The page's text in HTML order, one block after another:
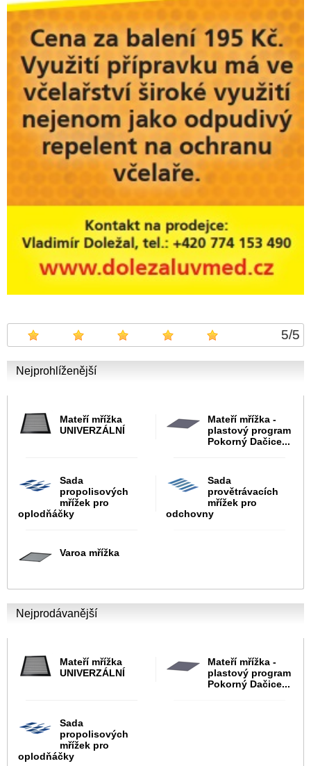
5/5
Nejprohlíženější
Mateří mřížka
UNIVERZÁLNÍ
Mateří mřížka -
plastový program
Pokorný Dačice...
Sada
propolisových
mřížek pro
oplodňáčky
Sada
provětrávacích
mřížek pro
odchovny
Varoa mřížka
Nejprodávanější
Mateří mřížka
UNIVERZÁLNÍ
Mateří mřížka -
plastový program
Pokorný Dačice...
Sada
propolisových
mřížek pro
oplodňáčky